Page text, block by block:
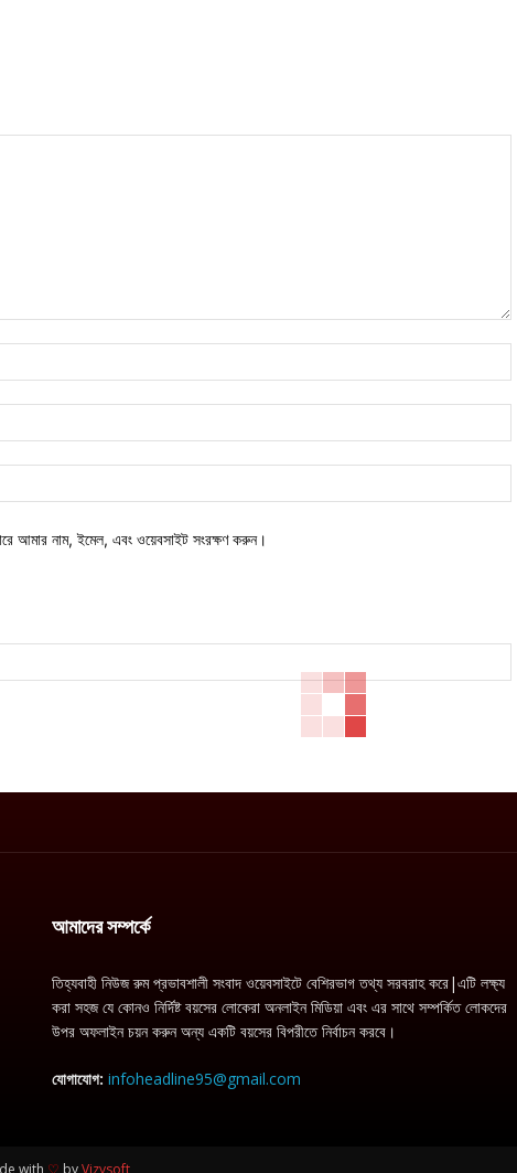
আমার নাম, ইমেল, এবং ওয়েবসাইট সংরক্ষণ করুন।
আমাদের সম্পর্কে
তিহ্যবাহী নিউজ রুম প্রভাবশালী সংবাদ ওয়েবসাইটে বেশিরভাগ তথ্য সরবরাহ করে|এটি লক্ষ্য
করা সহজ যে কোনও নির্দিষ্ট বয়সের লোকেরা অনলাইন মিডিয়া এবং এর সাথে সম্পর্কিত লোকদের
উপর অফলাইন চয়ন করুন অন্য একটি বয়সের বিপরীতে নির্বাচন করবে।
যোগাযোগ: infoheadline95@gmail.com
with ♡ byVizysoft